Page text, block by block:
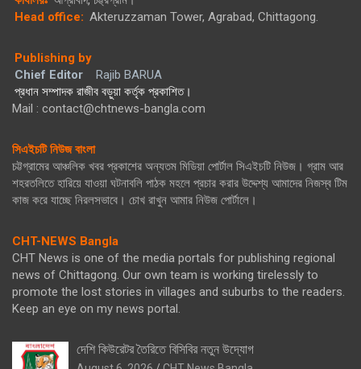
Head office: Akteruzzaman Tower, Agrabad, Chittagong.
Publishing by
Chief Editor
Rajib BARUA
প্রধান সম্পাদক রাজীব বড়ুয়া কর্তৃক প্রকাশিত।
Mail : contact@chtnews-bangla.com
সিএইচটি নিউজ বাংলা
চট্টগ্রামের আঞ্চলিক খবর প্রকাশের অন্যতম মিডিয়া পোর্টাল সিএইচটি নিউজ। গ্রাম আর
শহরতলিতে হারিয়ে যাওয়া ঘটনাবলি পাঠক মহলে প্রচার করার উদ্দেশ্য আমাদের নিজস্ব টিম
কাজ করে যাচ্ছে নিরলসভাবে। চোখ রাখুন আমার নিউজ পোর্টালে।
CHT-NEWS Bangla
CHT News is one of the media portals for publishing regional
news of Chittagong. Our own team is working tirelessly to
promote the lost stories in villages and suburbs to the readers.
Keep an eye on my news portal.
দেশি কিউরেটর তৈরিতে বিসিবির নতুন উদ্যোগ